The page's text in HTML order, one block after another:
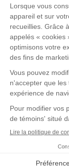
ET
Location
Gestion des
Conditions
© 2026 MUSÉE
QUÉBEC